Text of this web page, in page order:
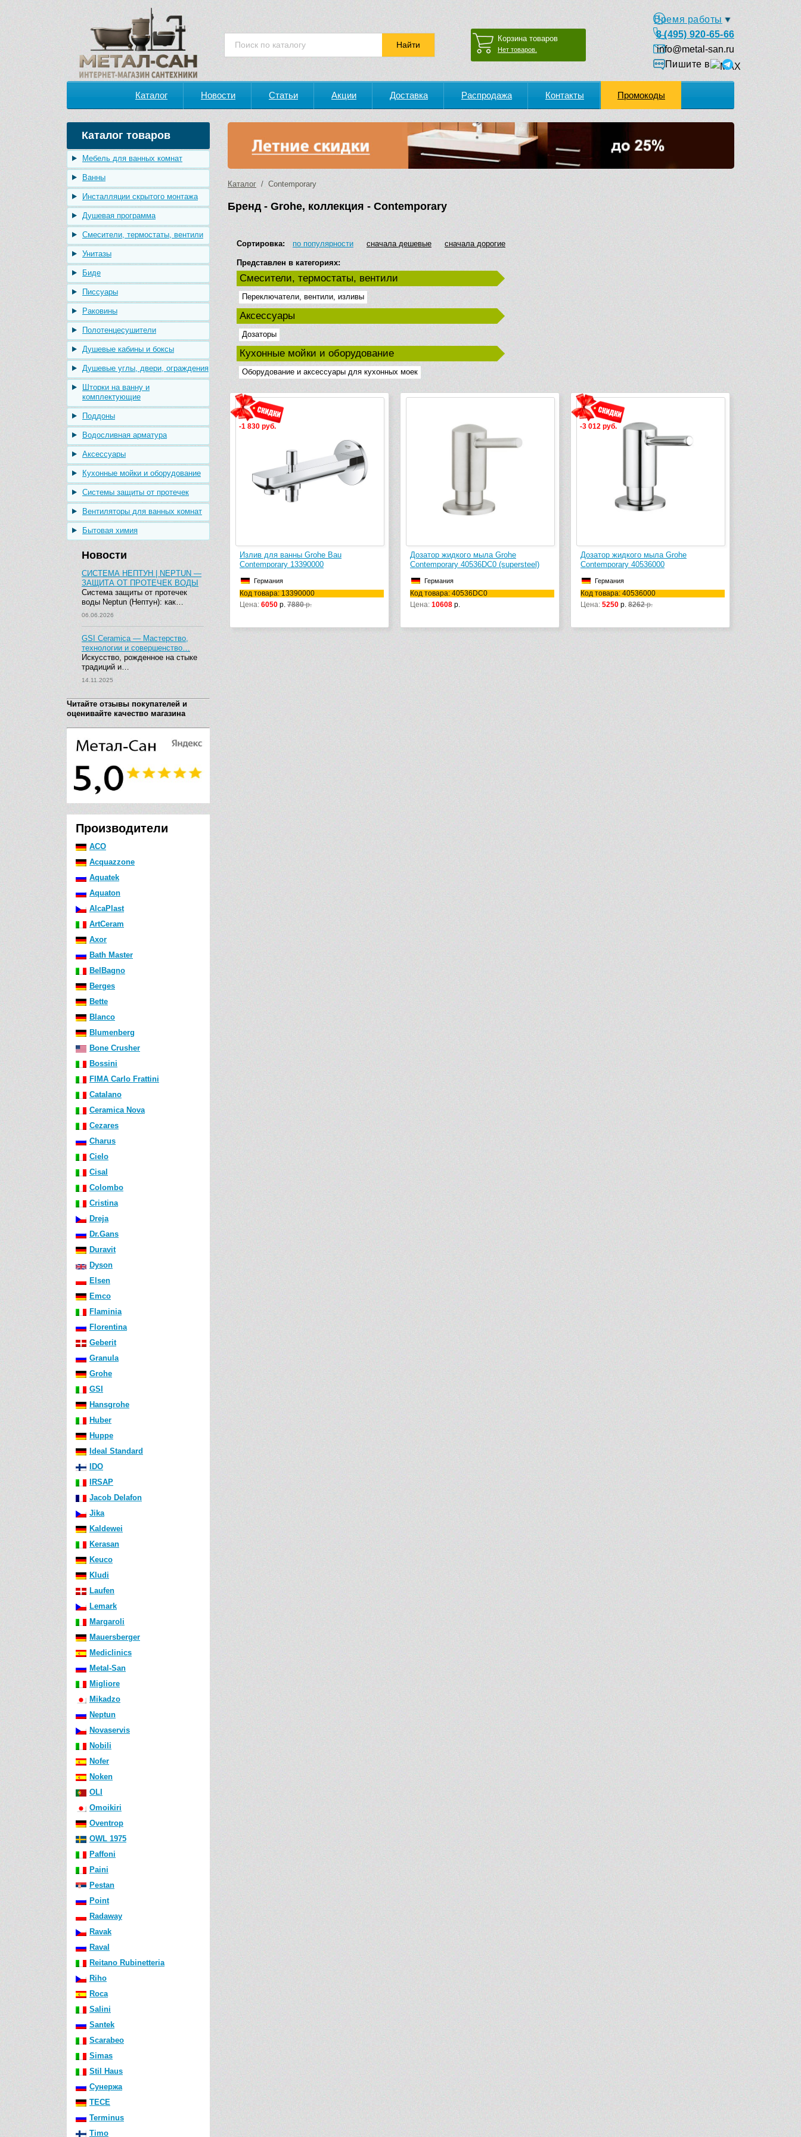
Корзина товаров
Нет товаров.
Время работы
8 (495) 920-65-66
info@metal-san.ru
Пишите в
Каталог Новости Статьи Акции Доставка Распродажа Контакты Промокоды
Каталог товаров
Мебель для ванных комнат
Ванны
Инсталляции скрытого монтажа
Душевая программа
Смесители, термостаты, вентили
Унитазы
Биде
Писсуары
Раковины
Полотенцесушители
Душевые кабины и боксы
Душевые углы, двери, ограждения
Шторки на ванну и
комплектующие
Поддоны
Водосливная арматура
Аксессуары
Кухонные мойки и оборудование
Системы защиты от протечек
Вентиляторы для ванных комнат
Бытовая химия
Новости
СИСТЕМА НЕПТУН | NEPTUN —
ЗАЩИТА ОТ ПРОТЕЧЕК ВОДЫ
Система защиты от протечек
воды Neptun (Нептун): как…
06.06.2026
GSI Ceramica — Мастерство,
технологии и совершенство…
Искусство, рожденное на стыке
традиций и…
14.11.2025
Читайте отзывы покупателей и
оценивайте качество магазина
Производители
ACO
Acquazzone
Aquatek
Aquaton
AlcaPlast
ArtCeram
Axor
Bath Master
BelBagno
Berges
Bette
Blanco
Blumenberg
Bone Crusher
Bossini
FIMA Carlo Frattini
Catalano
Ceramica Nova
Cezares
Charus
Cielo
Cisal
Colombo
Cristina
Dreja
Dr.Gans
Duravit
Dyson
Elsen
Emco
Flaminia
Florentina
Geberit
Granula
Grohe
GSI
Hansgrohe
Huber
Huppe
Ideal Standard
IDO
IRSAP
Jacob Delafon
Jika
Kaldewei
Kerasan
Keuco
Kludi
Laufen
Lemark
Margaroli
Mauersberger
Mediclinics
Metal-San
Migliore
Mikadzo
Neptun
Novaservis
Nobili
Nofer
Noken
OLI
Omoikiri
Oventrop
OWL 1975
Paffoni
Paini
Pestan
Point
Radaway
Ravak
Raval
Reitano Rubinetteria
Riho
Roca
Salini
Santek
Scarabeo
Simas
Stil Haus
Сунержа
TECE
Terminus
Timo
Каталог / Contemporary
Бренд - Grohe, коллекция - Contemporary
Сортировка: по популярности сначала дешевые сначала дорогие
Представлен в категориях:
Смесители, термостаты, вентили
Переключатели, вентили, изливы
Аксессуары
Дозаторы
Кухонные мойки и оборудование
Оборудование и аксессуары для кухонных моек
-1 830 руб.
Излив для ванны Grohe Bau
Contemporary 13390000
Германия
Код товара: 13390000
Цена: 6050 р. 7880р.
Дозатор жидкого мыла Grohe
Contemporary 40536DC0 (supersteel)
Германия
Код товара: 40536DC0
Цена: 10608 р.
-3 012 руб.
Дозатор жидкого мыла Grohe
Contemporary 40536000
Германия
Код товара: 40536000
Цена: 5250 р. 8262р.